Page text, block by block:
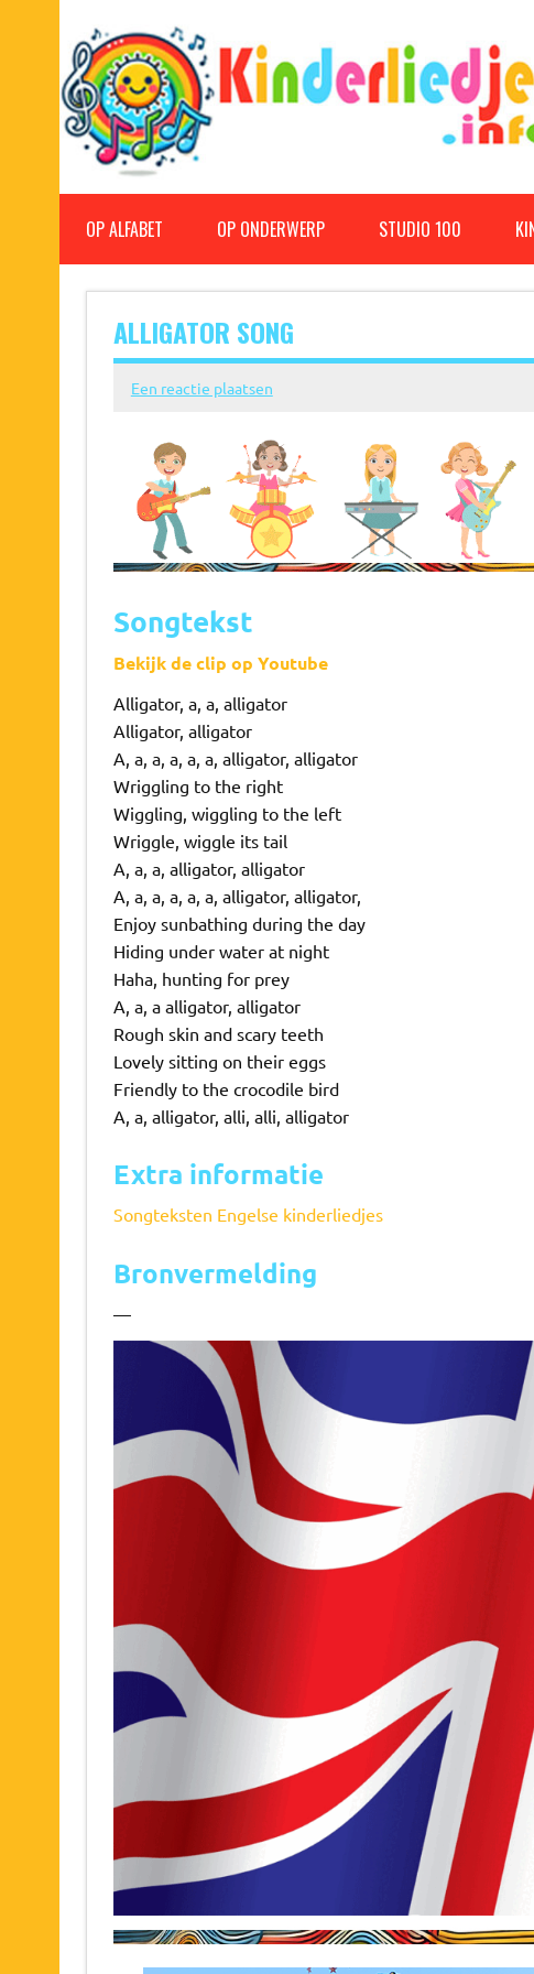
Kinderliedjes
OP ALFABET OP ONDERWERP STUDIO 100
ALLIGATOR SONG
Een reactie plaatsen
Songtekst
Bekijk de clip op Youtube
Alligator, a, a, alligator
Alligator, alligator
A, a, a, a, a, a, alligator, alligator
Wriggling to the right
Wiggling, wiggling to the left
Wriggle, wiggle its tail
A, a, a, alligator, alligator
A, a, a, a, a, a, alligator, alligator,
Enjoy sunbathing during the day
Hiding under water at night
Haha, hunting for prey
A, a, a alligator, alligator
Rough skin and scary teeth
Lovely sitting on their eggs
Friendly to the crocodile bird
A, a, alligator, alli, alli, alligator
Extra informatie
Songteksten Engelse kinderliedjes
Bronvermelding
—